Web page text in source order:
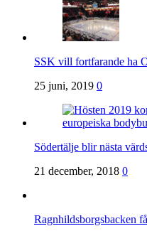
SSK vill fortfarande ha
25 juni, 2019 0
Södertälje blir nästa
21 december, 2018 0
Ragnhildsborgsbacken